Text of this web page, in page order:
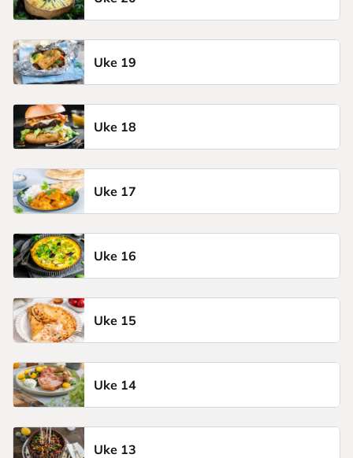
Uke 19
Uke 18
Uke 17
Uke 16
Uke 15
Uke 14
Uke 13